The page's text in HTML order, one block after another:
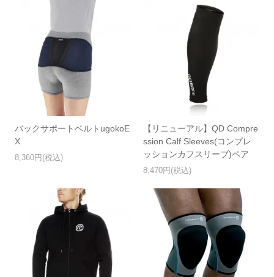
バックサポートベルトugokoE
X
8,360円(税込)
【リニューアル】QD Compre
ssion Calf Sleeves(コンプレ
ッションカフスリーブ)ペア
8,470円(税込)